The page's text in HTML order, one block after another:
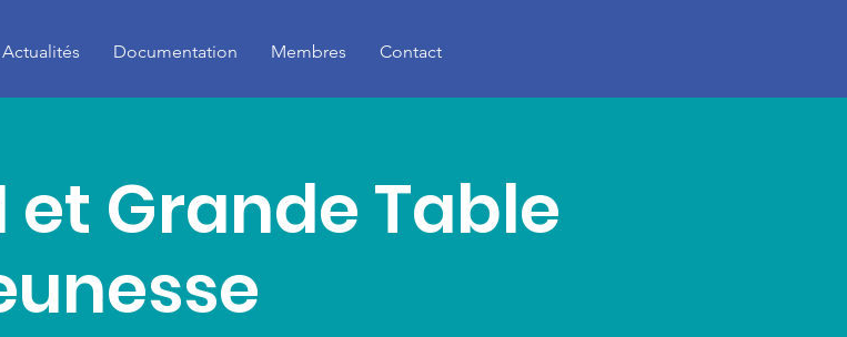
Actualités Documentation Membres Contact
et Grande Table